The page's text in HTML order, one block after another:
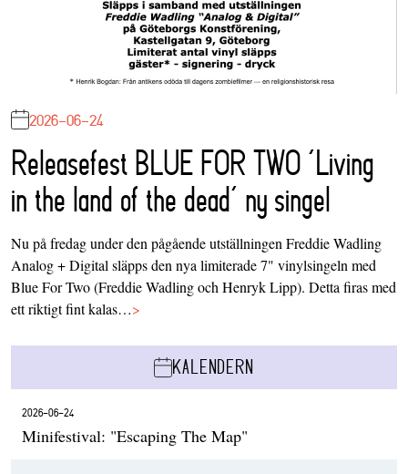
2026-06-24
Releasefest BLUE FOR TWO ‘Living
in the land of the dead’ ny singel
Nu på fredag under den pågående utställningen Freddie Wadling
Analog + Digital släpps den nya limiterade 7" vinylsingeln med
Blue For Two (Freddie Wadling och Henryk Lipp). Detta firas med
ett riktigt fint kalas…>
KALENDERN
2026-06-24
Minifestival: "Escaping The Map"